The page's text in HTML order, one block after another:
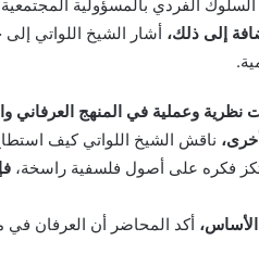
الفردي بالمسؤولية
إلى ذلك، أشار الشيخ اللواتي
نظرية وعملية في المنهج العرفاني
ناقش الشيخ اللواتي كيف
فكره على أصول فلسفية راسخة،
أكد المحاضر أن العرفان في